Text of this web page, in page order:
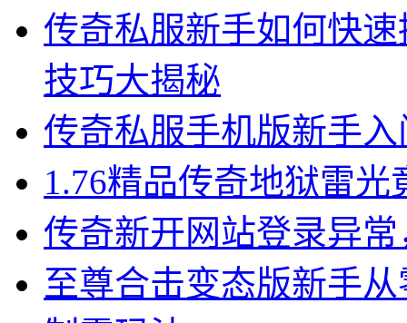
传奇私服新手如何快
技巧大揭秘
传奇私服手机版新手
1.76精品传奇地狱雷光
传奇新开网站登录异
至尊合击变态版新手